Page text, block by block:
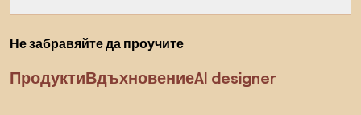
Не забравяйте да проучите
ПродуктиВдъхновениеAI designer